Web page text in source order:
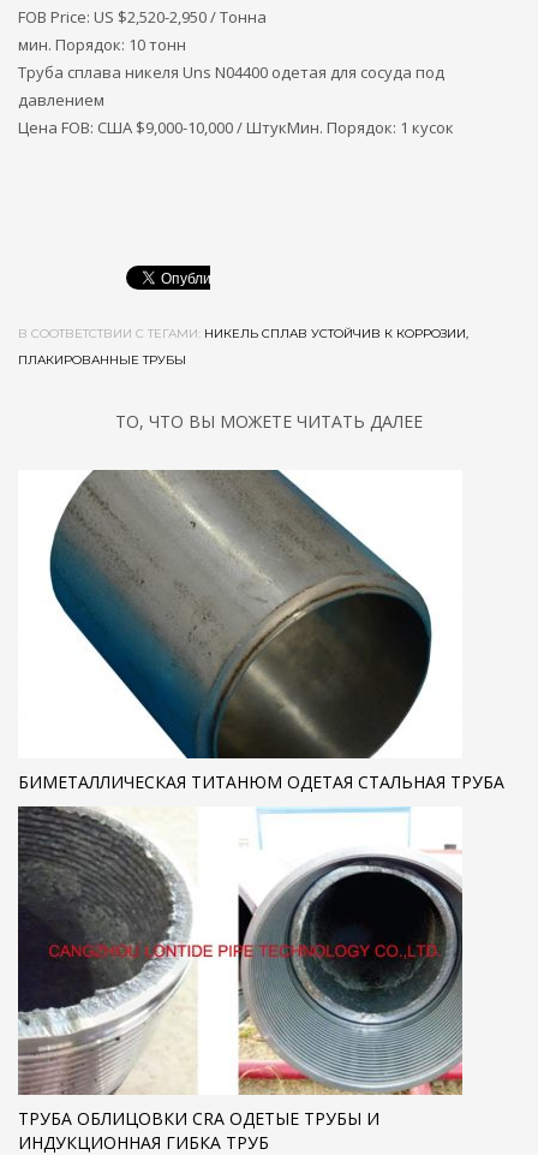
FOB Price: US $2,520-2,950 / Тонна
мин. Порядок: 10 тонн
Труба сплава никеля Uns N04400 одетая для сосуда под
давлением
Цена FOB: США $9,000-10,000 / ШтукМин. Порядок: 1 кусок
В СООТВЕТСТВИИ С ТЕГАМИ: НИКЕЛЬ СПЛАВ УСТОЙЧИВ К КОРРОЗИИ,
ПЛАКИРОВАННЫЕ ТРУБЫ
ТО, ЧТО ВЫ МОЖЕТЕ ЧИТАТЬ ДАЛЕЕ
БИМЕТАЛЛИЧЕСКАЯ ТИТАНЮМ ОДЕТАЯ СТАЛЬНАЯ ТРУБА
ТРУБА ОБЛИЦОВКИ CRA ОДЕТЫЕ ТРУБЫ И
ИНДУКЦИОННАЯ ГИБКА ТРУБ